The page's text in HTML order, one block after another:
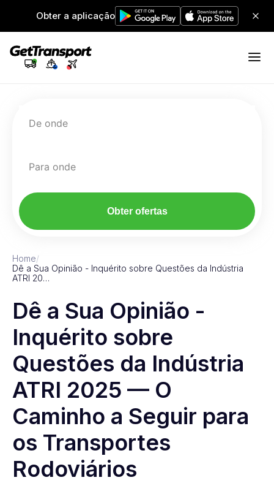
Obter a aplicação
De onde
Para onde
Obter ofertas
Home/
Dê a Sua Opinião - Inquérito sobre Questões da Indústria
ATRI 20…
Dê a Sua Opinião -
Inquérito sobre
Questões da Indústria
ATRI 2025 — O
Caminho a Seguir para
os Transportes
Rodoviários